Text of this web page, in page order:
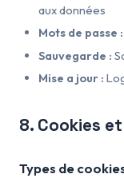
aux données
Mots de passe :
Sauvegarde :
Mise a jour :
8. Cookies
Types de